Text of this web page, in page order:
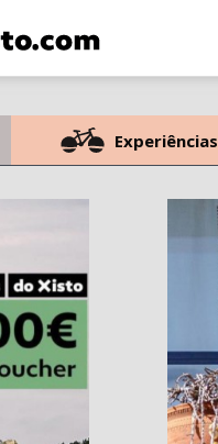
Experiências